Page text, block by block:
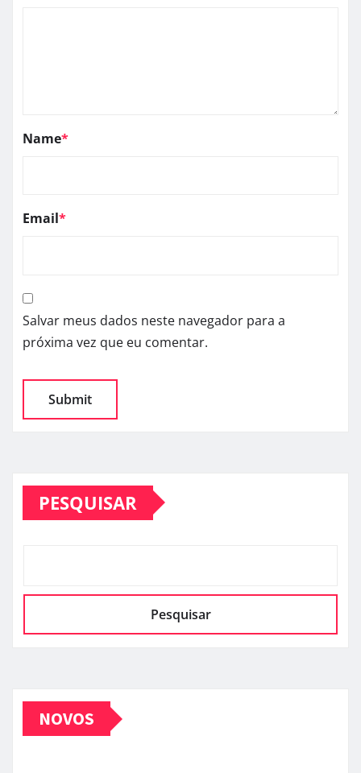
Name*
Email*
Salvar meus dados neste navegador para a
próxima vez que eu comentar.
PESQUISAR
Pesquisar
NOVOS